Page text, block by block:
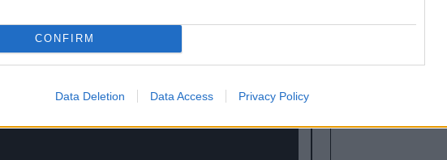
CONFIRM
Data Deletion Data Access Privacy Policy